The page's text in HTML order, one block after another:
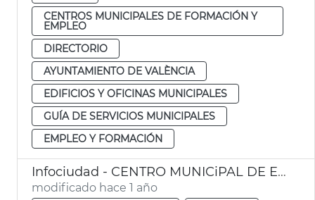
CENTROS MUNICIPALES DE FORMACIÓN Y
EMPLEO
DIRECTORIO
AYUNTAMIENTO DE VALÈNCIA
EDIFICIOS Y OFICINAS MUNICIPALES
GUÍA DE SERVICIOS MUNICIPALES
EMPLEO Y FORMACIÓN
Infociudad - CENTRO MUNICiPAL DE EMPLEO Y FORMACIÓN EMILIO BARÓ
modificado hace 1 año